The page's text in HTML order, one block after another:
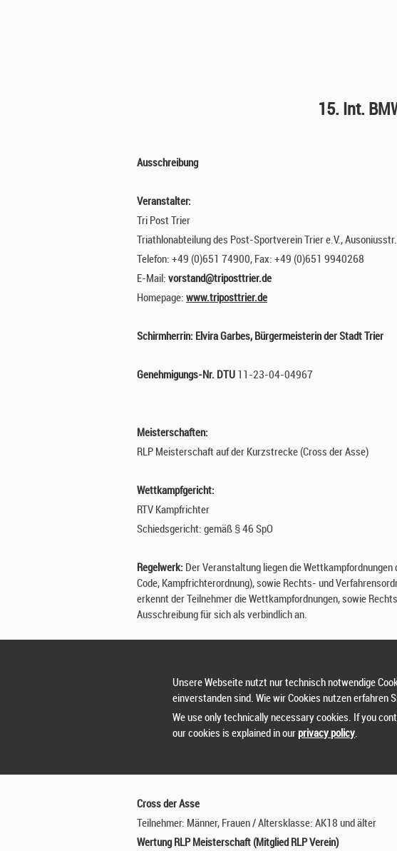
15. Int.
Ausschreibung
Veranstalter:
Tri Post Trier
Triathlonabteilung des Post-Sportverein Trier e.V.,
Telefon: +49 (0)651 74900, Fax: +49 (0)651 9940268
E-Mail: vorstand@triposttrier.de
Homepage: www.triposttrier.de
Schirmherrin: Elvira Garbes, Bürgermeisterin der Stadt Trier
Genehmigungs-Nr. DTU 11-23-04-04967
Meisterschaften:
RLP Meisterschaft auf der Kurzstrecke (Cross der Asse)
Wettkampfgericht:
RTV Kampfrichter
Schiedsgericht: gemäß § 46 SpO
Regelwerk: Der Veranstaltung liegen die
Code, Kampfrichterordnung), sowie Rechts- und
erkennt der Teilnehmer die Wettkampfordnungen, sowie
Ausschreibung für sich als verbindlich an.
Es sind nur MTBs mit einer Reifenbreite von min. 1,5“ und
In die Wertung RLP Meisterschaften kommen nur
Cross der Asse
Teilnehmer: Männer, Frauen / Altersklasse: AK18 und älter
Wertung RLP Meisterschaft (Mitglied RLP Verein)
C
O
P
P
E
N
G
-
D
U
A
T
H
Unsere Webseite nutzt nur technisch notwendige
einverstanden sind. Wie wir Cookies nutzen erfahren
We use only technically necessary cookies. If you
our cookies is explained in ourprivacy policy.